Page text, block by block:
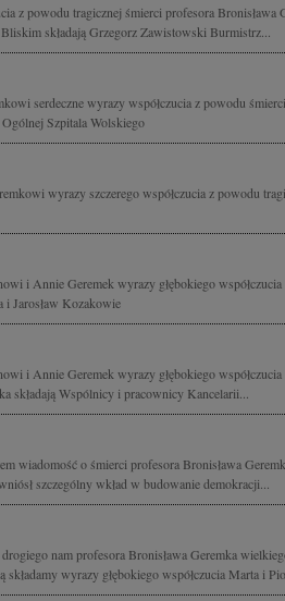
z powodu tragicznej śmierci profesora
składają Grzegorz Zawistowski Burmistrz...
serdeczne wyrazy współczucia z powodu
Szpitala Wolskiego
wyrazy szczerego współczucia z powodu
i Annie Geremek wyrazy głębokiego
i Jarosław Kozakowie
i Annie Geremek wyrazy głębokiego
składają Wspólnicy i pracownicy Kancelarii...
wiadomość o śmierci profesora Bronisława
szczególny wkład w budowanie demokracji...
nam profesora Bronisława Geremka
wyrazy głębokiego współczucia Marta i